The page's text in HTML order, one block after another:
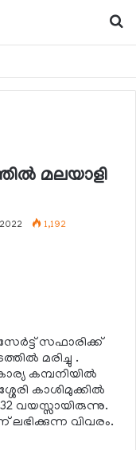
മലയാളി
1,192
സഫാരിക്ക്
മരിച്ചു .
കമ്പനിയില്‍
കാശിമുക്കില്‍
വയസ്സായിരുന്നു.
വിവരം.